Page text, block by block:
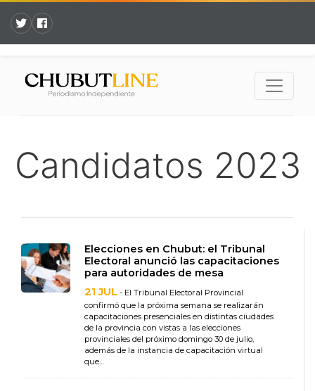
Candidatos 2023
Elecciones en Chubut: el Tribunal
Electoral anunció las capacitaciones
para autoridades de mesa
21 JUL - El Tribunal Electoral Provincial
confirmó que la próxima semana se realizarán
capacitaciones presenciales en distintas ciudades
de la provincia con vistas a las elecciones
provinciales del próximo domingo 30 de julio,
además de la instancia de capacitación virtual
que...